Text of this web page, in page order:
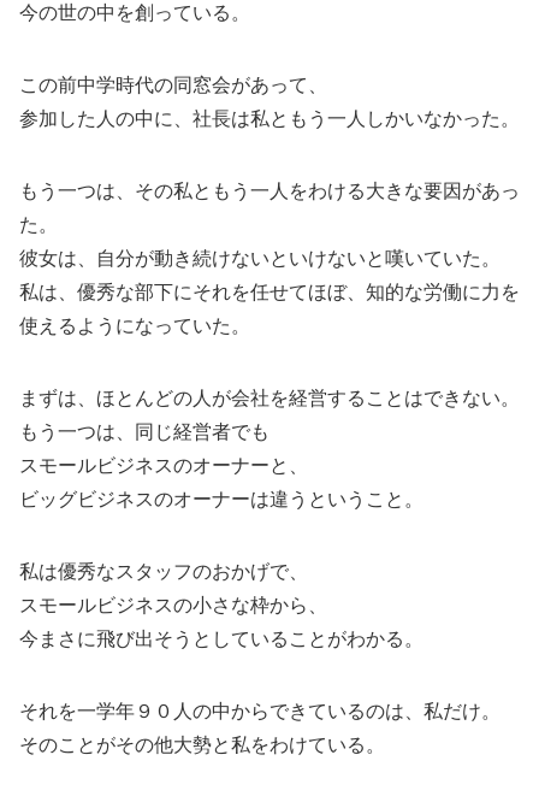
今の世の中を創っている。
この前中学時代の同窓会があって、
参加した人の中に、社長は私ともう一人しかいなかった。
もう一つは、その私ともう一人をわける大きな要因があっ
た。
彼女は、自分が動き続けないといけないと嘆いていた。
私は、優秀な部下にそれを任せてほぼ、知的な労働に力を
使えるようになっていた。
まずは、ほとんどの人が会社を経営することはできない。
もう一つは、同じ経営者でも
スモールビジネスのオーナーと、
ビッグビジネスのオーナーは違うということ。
私は優秀なスタッフのおかげで、
スモールビジネスの小さな枠から、
今まさに飛び出そうとしていることがわかる。
それを一学年９０人の中からできているのは、私だけ。
そのことがその他大勢と私をわけている。